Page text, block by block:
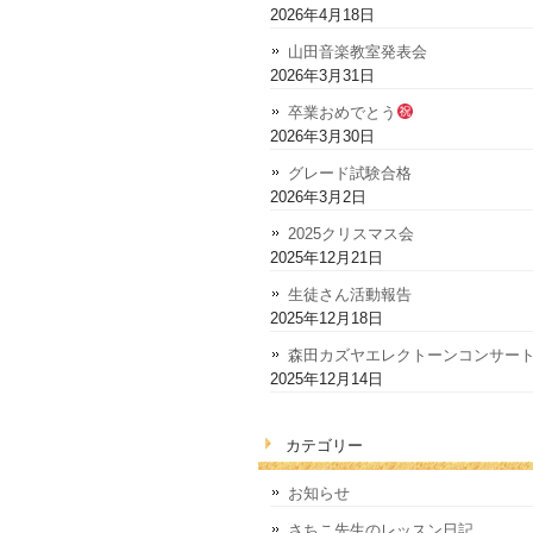
2026年4月18日
山田音楽教室発表会
2026年3月31日
卒業おめでとう
2026年3月30日
グレード試験合格
2026年3月2日
2025クリスマス会
2025年12月21日
生徒さん活動報告
2025年12月18日
森田カズヤエレクトーンコンサー
2025年12月14日
カテゴリー
お知らせ